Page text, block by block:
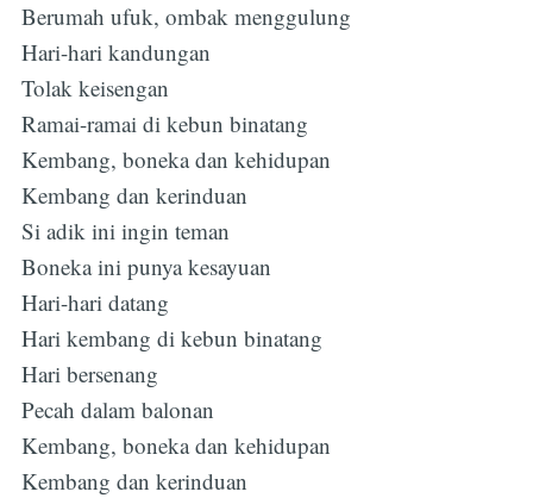
Berumah ufuk, ombak menggulung
Hari-hari kandungan
Tolak keisengan
Ramai-ramai di kebun binatang
Kembang, boneka dan kehidupan
Kembang dan kerinduan
Si adik ini ingin teman
Boneka ini punya kesayuan
Hari-hari datang
Hari kembang di kebun binatang
Hari bersenang
Pecah dalam balonan
Kembang, boneka dan kehidupan
Kembang dan kerinduan